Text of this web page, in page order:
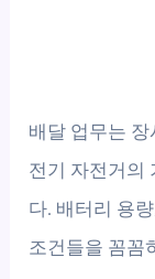
배달 업무는
전기 자전거의
다. 배터리 용
조건들을 꼼꼼